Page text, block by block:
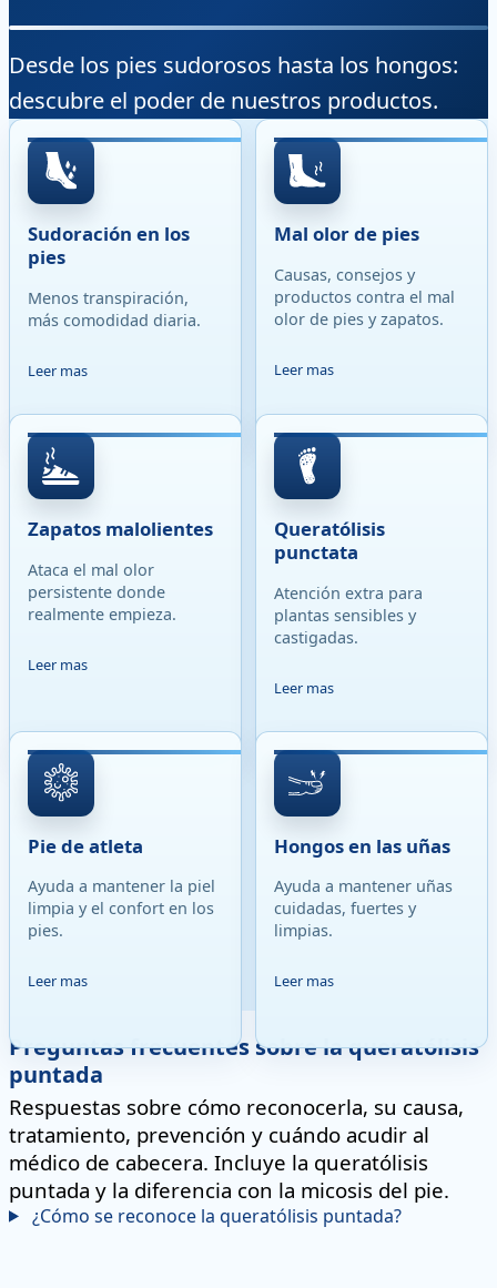
Desde los pies sudorosos hasta los hongos:
descubre el poder de nuestros productos.
Sudoración en los
pies
Menos transpiración,
más comodidad diaria.
Leer mas
Mal olor de pies
Causas, consejos y
productos contra el mal
olor de pies y zapatos.
Leer mas
Zapatos malolientes
Ataca el mal olor
persistente donde
realmente empieza.
Leer mas
Queratólisis
punctata
Atención extra para
plantas sensibles y
castigadas.
Leer mas
Pie de atleta
Ayuda a mantener la piel
limpia y el confort en los
pies.
Leer mas
Hongos en las uñas
Ayuda a mantener uñas
cuidadas, fuertes y
limpias.
Leer mas
Preguntas frecuentes sobre la queratólisis
puntada
Respuestas sobre cómo reconocerla, su causa,
tratamiento, prevención y cuándo acudir al
médico de cabecera. Incluye la queratólisis
puntada y la diferencia con la micosis del pie.
¿Cómo se reconoce la queratólisis puntada?